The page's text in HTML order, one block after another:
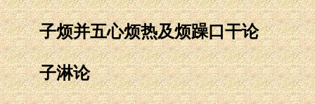
子烦并五心烦热及烦躁口干论
子淋论